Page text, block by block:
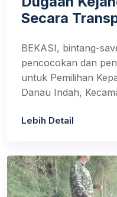
Secara
BEKASI, bintang-
pencocokan dan
untuk Pemilihan
Danau Indah,
Lebih Detail